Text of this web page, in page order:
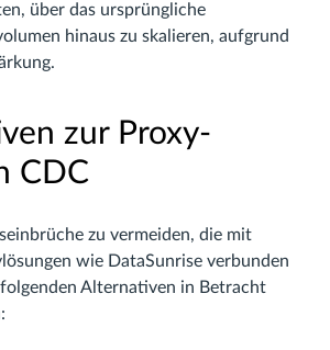
über das ursprüngliche
hinaus zu skalieren, aufgrund
zur Proxy-
CDC
zu vermeiden, die mit
wie DataSunrise verbunden
Alternativen in Betracht